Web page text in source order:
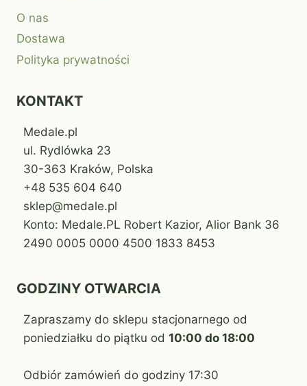
O nas
Dostawa
Polityka prywatności
KONTAKT
Medale.pl
ul. Rydlówka 23
30-363 Kraków, Polska
+48 535 604 640
sklep@medale.pl
Konto: Medale.PL Robert Kazior, Alior Bank 36
2490 0005 0000 4500 1833 8453
GODZINY OTWARCIA
Zapraszamy do sklepu stacjonarnego od
poniedziałku do piątku od 10:00 do 18:00
Odbiór zamówień do godziny 17:30